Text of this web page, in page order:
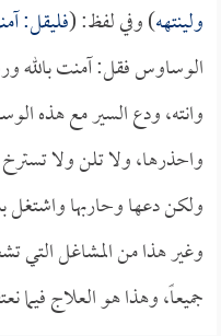
ولينتهه) وفي لفظ: (فليقل:
الوساوس فقل: آمنت بالله
وانته، ودع السير مع هذه
واحذرها، ولا تلن ولا
ولكن دعها وحاربها واشتغل
وغير هذا من المشاغل التي
جميعاً، وهذا هو العلاج فيما